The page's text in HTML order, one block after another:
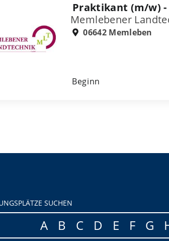
Praktikant (m/w)
Memlebener
06642 Memleben
Beginn
SUCHEN
A B C D E F G